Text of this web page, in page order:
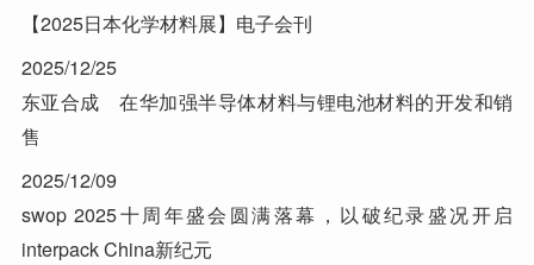
【2025日本化学材料展】电子会刊
2025/12/25
东亚合成 在华加强半导体材料与锂电池材料的开发和销
售
2025/12/09
swop 2025十周年盛会圆满落幕，以破纪录盛况开启
interpack China新纪元